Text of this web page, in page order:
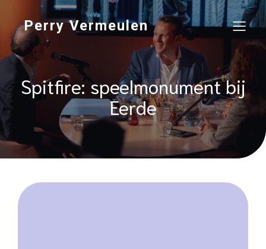
Perry Vermeulen
Spitfire: speelmonument bij
Eerde